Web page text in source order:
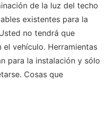
de la luz del techo
existentes para la
no tendrá que
el vehículo. Herramientas
para la instalación y sólo
Cosas que